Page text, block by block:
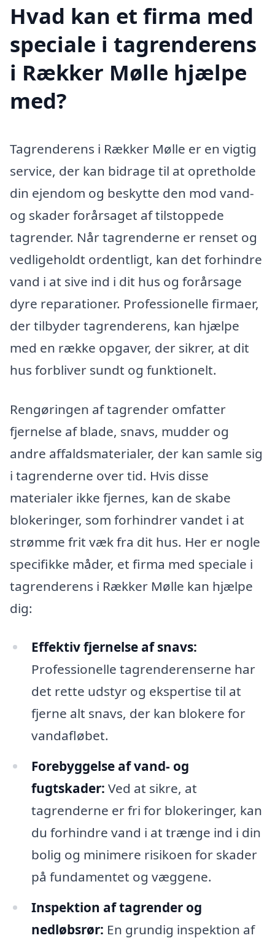
Hvad kan et firma med
speciale i tagrenderens
i Rækker Mølle hjælpe
med?
Tagrenderens i Rækker Mølle er en vigtig
service, der kan bidrage til at opretholde
din ejendom og beskytte den mod vand-
og skader forårsaget af tilstoppede
tagrender. Når tagrenderne er renset og
vedligeholdt ordentligt, kan det forhindre
vand i at sive ind i dit hus og forårsage
dyre reparationer. Professionelle firmaer,
der tilbyder tagrenderens, kan hjælpe
med en række opgaver, der sikrer, at dit
hus forbliver sundt og funktionelt.
Rengøringen af tagrender omfatter
fjernelse af blade, snavs, mudder og
andre affaldsmaterialer, der kan samle sig
i tagrenderne over tid. Hvis disse
materialer ikke fjernes, kan de skabe
blokeringer, som forhindrer vandet i at
strømme frit væk fra dit hus. Her er nogle
specifikke måder, et firma med speciale i
tagrenderens i Rækker Mølle kan hjælpe
dig:
Effektiv fjernelse af snavs:
Professionelle tagrenderenserne har
det rette udstyr og ekspertise til at
fjerne alt snavs, der kan blokere for
vandafløbet.
Forebyggelse af vand- og
fugtskader: Ved at sikre, at
tagrenderne er fri for blokeringer, kan
du forhindre vand i at trænge ind i din
bolig og minimere risikoen for skader
på fundamentet og væggene.
Inspektion af tagrender og
nedløbsrør: En grundig inspektion af